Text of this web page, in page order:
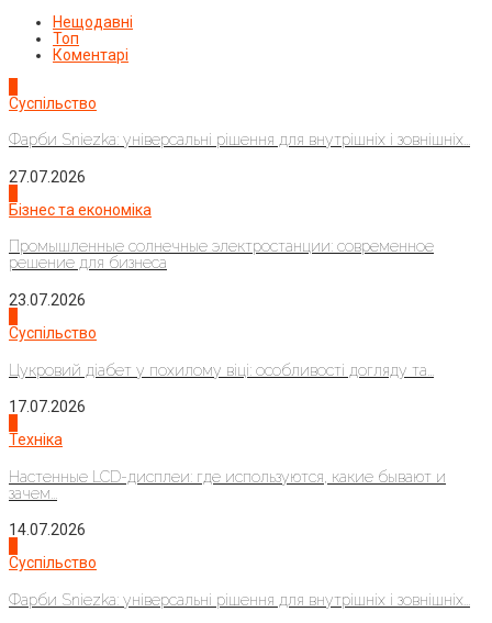
Нещодавні
Топ
Коментарі
Суспільство
Фарби Sniezka: універсальні рішення для внутрішніх і зовнішніх...
27.07.2026
Бізнес та економіка
Промышленные солнечные электростанции: современное
решение для бизнеса
23.07.2026
Суспільство
Цукровий діабет у похилому віці: особливості догляду та...
17.07.2026
Техніка
Настенные LCD-дисплеи: где используются, какие бывают и
зачем...
14.07.2026
Суспільство
Фарби Sniezka: універсальні рішення для внутрішніх і зовнішніх...